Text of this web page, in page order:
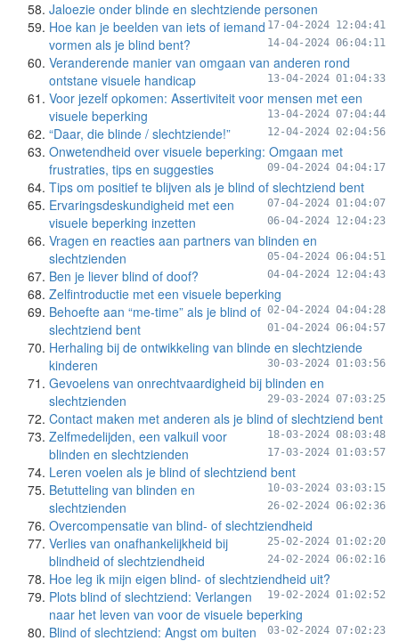
Jaloezie onder blinde en slechtziende personen
17-04-2024 12:04:41
Hoe kan je beelden van iets of iemand
vormen als je blind bent?
14-04-2024 06:04:11
Veranderende manier van omgaan van anderen rond
ontstane visuele handicap
13-04-2024 01:04:33
Voor jezelf opkomen: Assertiviteit voor mensen met een
visuele beperking
13-04-2024 07:04:44
“Daar, die blinde / slechtziende!” 12-04-2024 02:04:56
Onwetendheid over visuele beperking: Omgaan met
frustraties, tips en suggesties
09-04-2024 04:04:17
Tips om positief te blijven als je blind of slechtziend bent
07-04-2024 01:04:07
Ervaringsdeskundigheid met een
visuele beperking inzetten
06-04-2024 12:04:23
Vragen en reacties aan partners van blinden en
slechtzienden
05-04-2024 06:04:51
Ben je liever blind of doof? 04-04-2024 12:04:43
Zelfintroductie met een visuele beperking
02-04-2024 04:04:28
Behoefte aan “me-time” als je blind of
slechtziend bent
01-04-2024 06:04:57
Herhaling bij de ontwikkeling van blinde en slechtziende
kinderen
30-03-2024 01:03:56
Gevoelens van onrechtvaardigheid bij blinden en
slechtzienden
29-03-2024 07:03:25
Contact maken met anderen als je blind of slechtziend bent
18-03-2024 08:03:48
Zelfmedelijden, een valkuil voor
blinden en slechtzienden
17-03-2024 01:03:57
Leren voelen als je blind of slechtziend bent
10-03-2024 03:03:15
Betutteling van blinden en
slechtzienden
26-02-2024 06:02:36
Overcompensatie van blind- of slechtziendheid
25-02-2024 01:02:20
Verlies van onafhankelijkheid bij
blindheid of slechtziendheid
24-02-2024 06:02:16
Hoe leg ik mijn eigen blind- of slechtziendheid uit?
19-02-2024 01:02:52
Plots blind of slechtziend: Verlangen
naar het leven van voor de visuele beperking
03-02-2024 07:02:23
Blind of slechtziend: Angst om buiten